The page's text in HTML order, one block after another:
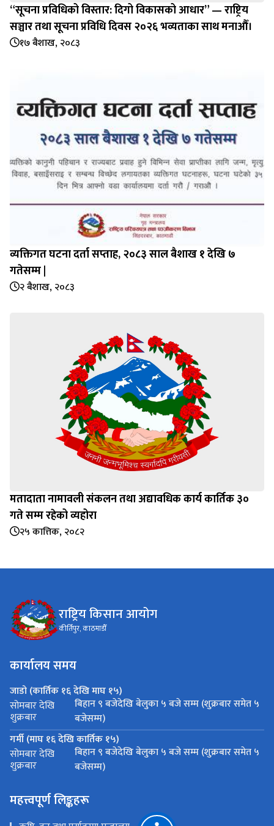
“सूचना प्रविधिको विस्तार: दिगो विकासको आधार” — राष्ट्रिय
सञ्चार तथा सूचना प्रविधि दिवस २०२६ भव्यताका साथ मनाऔँ।
१७ बैशाख, २०८३
व्यक्तिगत घटना दर्ता सप्‍ताह, २०८३ साल बैशाख १ देखि ७
गतेसम्म |
२ बैशाख, २०८३
मतादाता नामावली संकलन तथा अद्यावधिक कार्य कार्तिक ३०
गते सम्म रहेको व्यहोरा
२५ कात्तिक, २०८२
राष्ट्रिय किसान आयोग
कीर्तिपुर, काठमाडौँ
कार्यालय समय
जाडो (कार्तिक १६ देखि माघ १५)
सोमबार देखि
शुक्रबार
बिहान ९ बजेदेखि बेलुका ५ बजे सम्म (शुक्रबार समेत ५
बजेसम्म)
गर्मी (माघ १६ देखि कार्तिक १५)
सोमबार देखि
शुक्रबार
बिहान ९ बजेदेखि बेलुका ५ बजे सम्म (शुक्रबार समेत ५
बजेसम्म)
महत्त्वपूर्ण लिङ्कहरू